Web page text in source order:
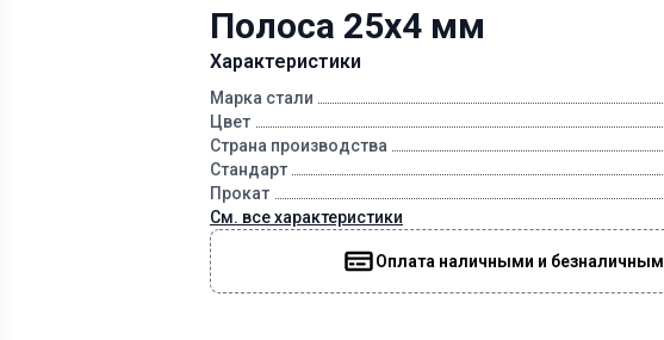
Полоса 25х4 мм
Характеристики
Марка стали
Цвет
Страна производства
Стандарт
Прокат
См. все характеристики
Оплата наличными и безналичным